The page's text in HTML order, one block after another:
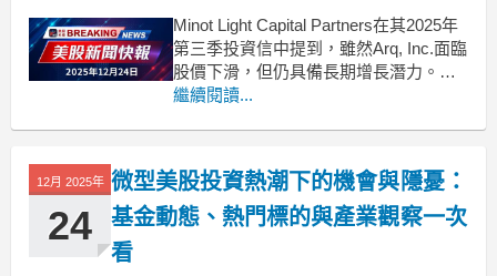
Minot Light Capital Partners在其2025年
第三季投資信中提到，雖然Arq, Inc.面臨
股價下滑，但仍具備長期增長潛力。
.badgeprice-container {
gap: 1r
繼續閱讀...
12月 2025年
24
微型美股投資熱潮下的機會與隱憂：
基金動態、熱門標的與產業觀察一次
看